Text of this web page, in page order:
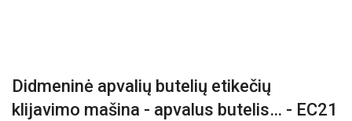
Didmeninė apvalių butelių etikečių
klijavimo mašina - apvalus butelis… - EC21